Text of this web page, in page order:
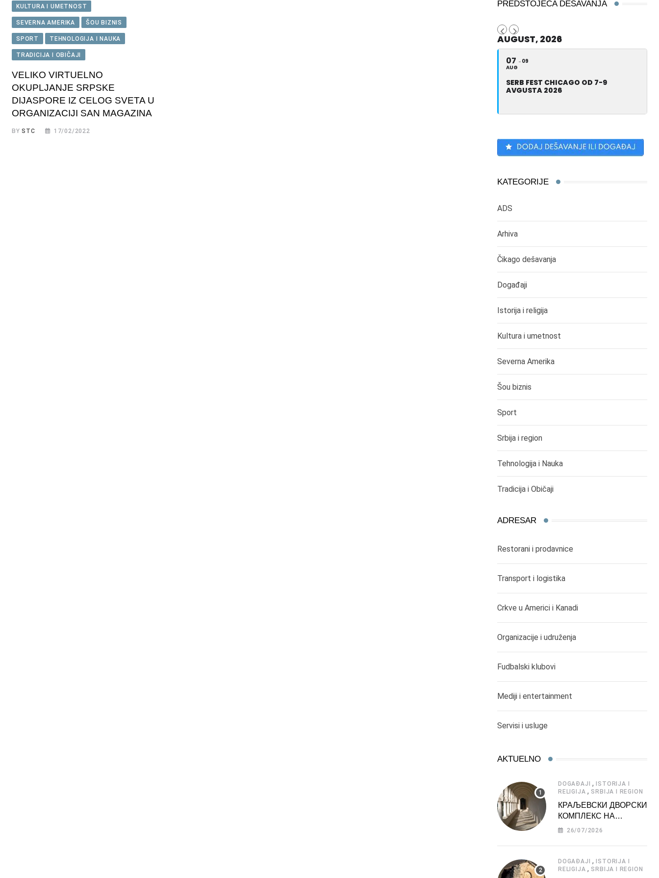
KULTURA I UMETNOST
SEVERNA AMERIKA ŠOU BIZNIS
SPORT TEHNOLOGIJA I NAUKA
TRADICIJA I OBIČAJI
VELIKO VIRTUELNO
OKUPLJANJE SRPSKE
DIJASPORE IZ CELOG SVETA U
ORGANIZACIJI SAN MAGAZINA
BYSTC 17/02/2022
PREDSTOJEĆA DEŠAVANJA
AUGUST, 2026
07
AUG
09
SERB FEST CHICAGO OD 7-9
AVGUSTA 2026
KATEGORIJE
ADS
Arhiva
Čikago dešavanja
Događaji
Istorija i religija
Kultura i umetnost
Severna Amerika
Šou biznis
Sport
Srbija i region
Tehnologija i Nauka
Tradicija i Običaji
ADRESAR
Restorani i prodavnice
Transport i logistika
Crkve u Americi i Kanadi
Organizacije i udruženja
Fudbalski klubovi
Mediji i entertainment
Servisi i usluge
AKTUELNO
DOGAĐAJI , ISTORIJA I
RELIGIJA , SRBIJA I REGION
КРАЉЕВСКИ ДВОРСКИ
КОМПЛЕКС НА
ДЕДИЊУ –
АТРАКЦИЈА
26/07/2026
DOGAĐAJI , ISTORIJA I
RELIGIJA , SRBIJA I REGION